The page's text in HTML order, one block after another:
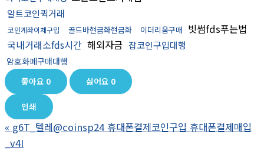
알트코인퀵거래
코인계좌이체구입 골드바현금화현금화 이더리움구매 빗썸fds푸는법
국내거래소fds시간 해외자금 잡코인구입대행
암호화폐구매대행
좋아요 0 싫어요 0
인쇄
« g6T_텔레@coinsp24 휴대폰결제코인구입 휴대폰결제매입
_v4I